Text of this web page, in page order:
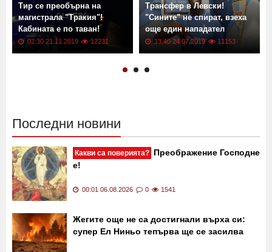
Тир се преобърна на
магистрала "Тракия"!
Кабината е по таван!
02:30 21.11.2019 12231
Трансфер в Левски!
"Сините" не спират, взеха
още един нападател
13:40 24.07.2019 11153
Последни новини
Какви са поверията? Преображение Господне
е!
00:01 06.08.2026 0 1541
Жегите още не са достигнали върха си:
супер Ел Ниньо тепърва ще се засилва